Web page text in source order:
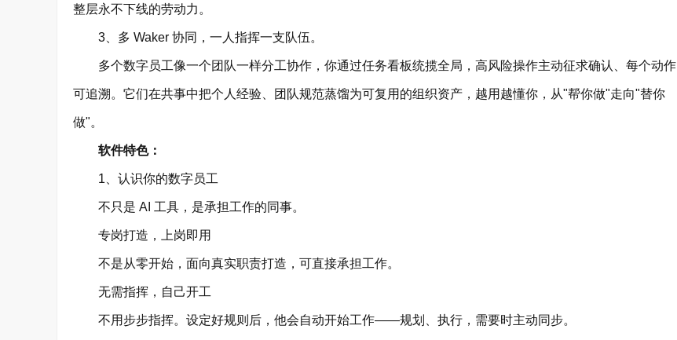
整层永不下线的劳动力。
3、多 Waker 协同，一人指挥一支队伍。
多个数字员工像一个团队一样分工协作，你通过任务看板统揽全局，高风险操作主动征求确认、每个动作
可追溯。它们在共事中把个人经验、团队规范蒸馏为可复用的组织资产，越用越懂你，从"帮你做"走向"替你
做"。
软件特色：
1、认识你的数字员工
不只是 AI 工具，是承担工作的同事。
专岗打造，上岗即用
不是从零开始，面向真实职责打造，可直接承担工作。
无需指挥，自己开工
不用步步指挥。设定好规则后，他会自动开始工作——规划、执行，需要时主动同步。